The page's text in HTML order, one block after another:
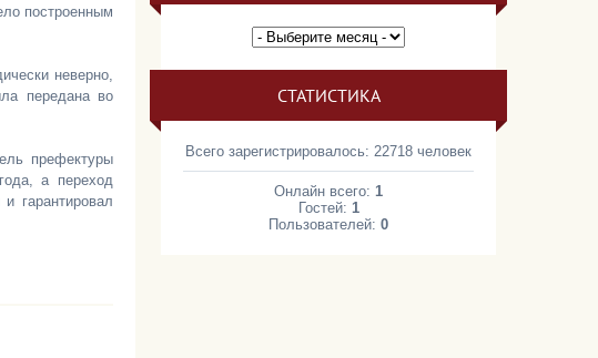
построенным
неверно,
передана во
префектуры
а переход
гарантировал
СТАТИСТИКА
Всего зарегистрировалось: 22718 человек
Онлайн всего:1
Гостей: 1
Пользователей:0